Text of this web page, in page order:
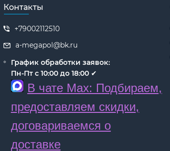
Контакты
+79002112510
a-megapol@bk.ru
График обработки заявок:
Пн-Пт с 10:00 до 18:00 ✔
В чате Max: Подбираем,
предоставляем скидки,
договариваемся о
доставке